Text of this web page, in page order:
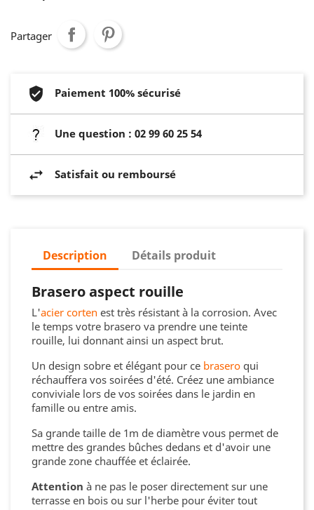
Partager
Paiement 100% sécurisé
Une question : 02 99 60 25 54
Satisfait ou remboursé
Description Détails produit
Brasero aspect rouille
L'acier corten est très résistant à la corrosion. Avec
le temps votre brasero va prendre une teinte
rouille, lui donnant ainsi un aspect brut.
Un design sobre et élégant pour ce brasero qui
réchauffera vos soirées d'été. Créez une ambiance
conviviale lors de vos soirées dans le jardin en
famille ou entre amis.
Sa grande taille de 1m de diamètre vous permet de
mettre des grandes bûches dedans et d'avoir une
grande zone chauffée et éclairée.
Attention à ne pas le poser directement sur une
terrasse en bois ou sur l'herbe pour éviter tout